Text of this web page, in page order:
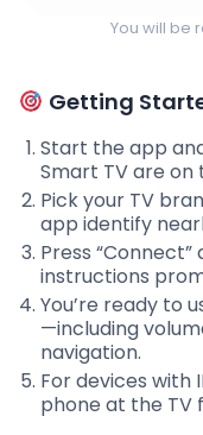
You will be
Getting
Start the app
Smart TV are on
Pick your TV
app identify
Press
instructions
You’re ready to
—including
navigation.
For devices with
phone at the TV